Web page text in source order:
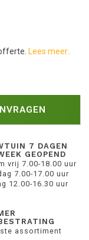
Lees meer..
7 DAGEN
GEOPEND
vrij 7.00-18.00 uur
7.00-17.00 uur
12.00-16.30 uur
assortiment